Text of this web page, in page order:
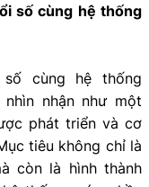
số cùng hệ thống
cùng hệ thống
nhận như một
phát triển và cơ
tiêu không chỉ là
còn là hình thành